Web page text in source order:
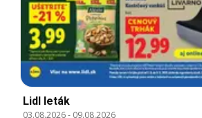
Lidl leták
03.08.2026- 09.08.2026